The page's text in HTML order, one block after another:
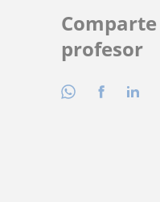
profesor